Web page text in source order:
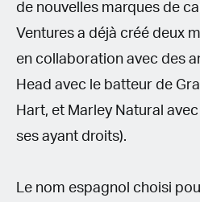
de nouvelles marques de
Ventures a déjà créé deux
en collaboration avec des
Head avec le batteur de
Hart, et Marley Natural
ses ayant droits).
Le nom espagnol choisi